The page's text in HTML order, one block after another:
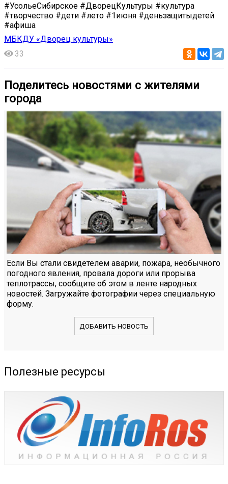
#УсольеСибирское #ДворецКультуры #культура
#творчество #дети #лето #1июня #деньзащитыдетей
#афиша
МБКДУ «Дворец культуры»
33
Поделитесь новостями с жителями
города
Если Вы стали свидетелем аварии, пожара, необычного
погодного явления, провала дороги или прорыва
теплотрассы, сообщите об этом в ленте народных
новостей. Загружайте фотографии через специальную
форму.
ДОБАВИТЬ НОВОСТЬ
Полезные ресурсы